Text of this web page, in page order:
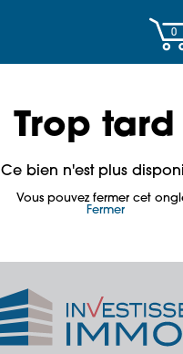
IMMEUBLES DE
PROPERTY
PROGRAMMES
INVESTISSEMENT
SOCIÉTÉ
ACTUALITÉS
0
Trop tard
Ce bien n'est plus
Vous pouvez fermer cet
Fermer